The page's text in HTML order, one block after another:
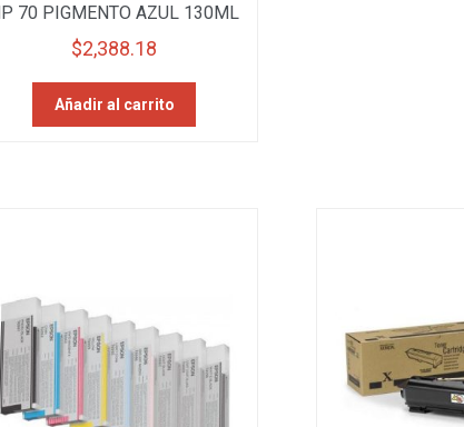
70 PIGMENTO AZUL 130ML
$2,388.18
Añadir al carrito